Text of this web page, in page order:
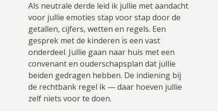
Als neutrale derde leid ik jullie met aandacht
voor jullie emoties stap voor stap door de
getallen, cijfers, wetten en regels. Een
gesprek met de kinderen is een vast
onderdeel. Jullie gaan naar huis met een
convenant en ouderschapsplan dat jullie
beiden gedragen hebben. De indiening bij
de rechtbank regel ik — daar hoeven jullie
zelf niets voor te doen.